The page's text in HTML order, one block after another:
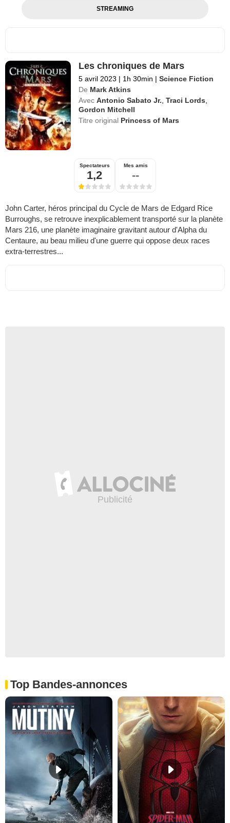
STREAMING
Les chroniques de Mars
5 avril 2023 | 1h 30min | Science Fiction
De Mark Atkins
Avec Antonio Sabato Jr.,Traci Lords,
Gordon Mitchell
Titre original Princess of Mars
Spectateurs
1,2
Mes amis
--
John Carter, héros principal du Cycle de Mars de Edgard Rice
Burroughs, se retrouve inexplicablement transporté sur la planète
Mars 216, une planète imaginaire gravitant autour d'Alpha du
Centaure, au beau milieu d'une guerre qui oppose deux races
extra-terrestres...
Top Bandes-annonces